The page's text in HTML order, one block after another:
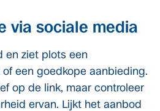
via sociale media
en ziet plots een
een goedkope aanbieding.
op de link, maar controleer
ervan. Lijkt het aanbod